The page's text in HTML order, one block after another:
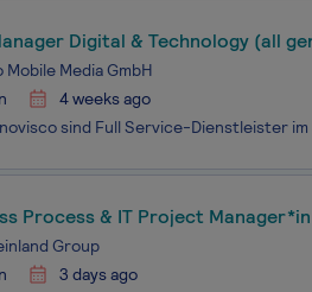
Digital & Technology (all
Mobile Media GmbH
4 weeks ago
Process & IT Project
Group
3 days ago